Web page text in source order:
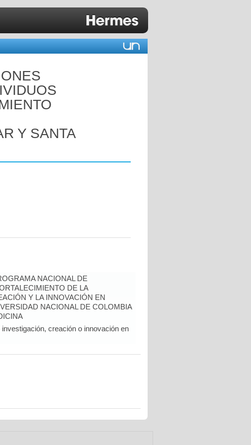
Y SANTA
NACIONAL DE
DE LA
Y LA INNOVACIÓN EN
NACIONAL DE COLOMBIA
creación o innovación en